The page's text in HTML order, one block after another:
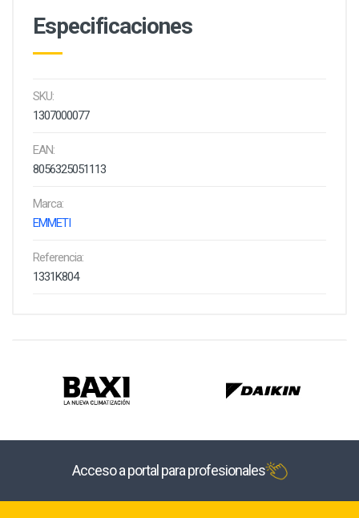
Especificaciones
SKU:
1307000077
EAN:
8056325051113
Marca:
EMMETI
Referencia:
1331K804
Acceso a portal para profesionales